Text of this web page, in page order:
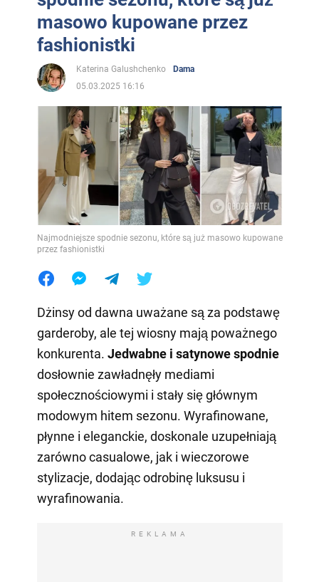
masowo kupowane przez
fashionistki
Katerina Galushchenko
Dama
05.03.2025 16:16
Najmodniejsze spodnie sezonu, które są już masowo kupowane
przez fashionistki
Dżinsy od dawna uważane są za podstawę
garderoby, ale tej wiosny mają poważnego
konkurenta. Jedwabne i satynowe spodnie
dosłownie zawładnęły mediami
społecznościowymi i stały się głównym
modowym hitem sezonu. Wyrafinowane,
płynne i eleganckie, doskonale uzupełniają
zarówno casualowe, jak i wieczorowe
stylizacje, dodając odrobinę luksusu i
wyrafinowania.
REKLAMA